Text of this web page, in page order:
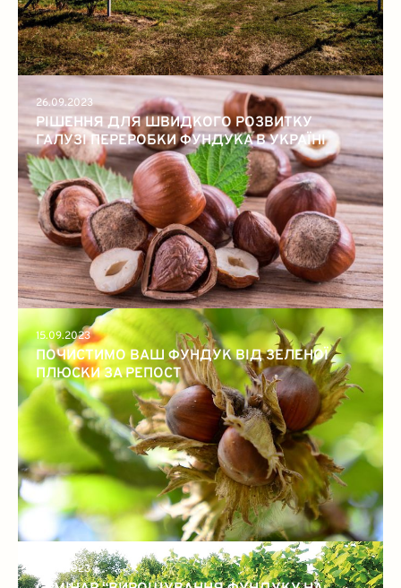
26.09.2023
РІШЕННЯ ДЛЯ ШВИДКОГО РОЗВИТКУ
ГАЛУЗІ ПЕРЕРОБКИ ФУНДУКА В УКРАЇНІ
15.09.2023
ПОЧИСТИМО ВАШ ФУНДУК ВІД ЗЕЛЕНОЇ
ПЛЮСКИ ЗА РЕПОСТ
31.08.2023